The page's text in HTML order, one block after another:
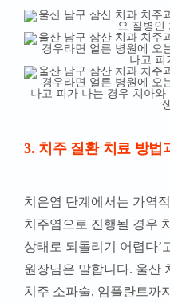
3. 치주 질환 치료 방법
치은염 단계에서는 가역
치주염으로 진행될 경우
상태로 되돌리기 어렵다’
원장님은 말합니다. 울산
치주 소파술, 임플란트까